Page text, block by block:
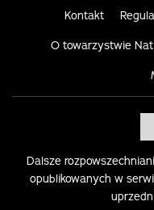
Kontakt
O towarzystwie
Dalsze
opublikowanych w